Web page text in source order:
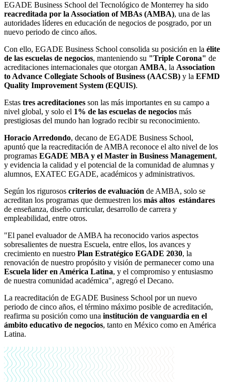
EGADE Business School del Tecnológico de Monterrey ha sido
reacreditada por la Association of MBAs (AMBA), una de las
autoridades líderes en educación de negocios de posgrado, por un
nuevo periodo de cinco años.
Con ello, EGADE Business School consolida su posición en la élite
de las escuelas de negocios, manteniendo su "Triple Corona" de
acreditaciones internacionales que otorgan AMBA, la Association
to Advance Collegiate Schools of Business (AACSB) y la EFMD
Quality Improvement System (EQUIS).
Estas tres acreditaciones son las más importantes en su campo a
nivel global, y solo el 1% de las escuelas de negocios más
prestigiosas del mundo han logrado recibir su reconocimiento.
Horacio Arredondo, decano de EGADE Business School,
apuntó que la reacreditación de AMBA reconoce el alto nivel de los
programas EGADE MBA y el Master in Business Management,
y evidencia la calidad y el potencial de la comunidad de alumnas y
alumnos, EXATEC EGADE, académicos y administrativos.
Según los rigurosos criterios de evaluación de AMBA, solo se
acreditan los programas que demuestren los más altos estándares
de enseñanza, diseño curricular, desarrollo de carrera y
empleabilidad, entre otros.
"El panel evaluador de AMBA ha reconocido varios aspectos
sobresalientes de nuestra Escuela, entre ellos, los avances y
crecimiento en nuestro Plan Estratégico EGADE 2030, la
renovación de nuestro propósito y visión de permanecer como una
Escuela líder en América Latina, y el compromiso y entusiasmo
de nuestra comunidad académica", agregó el Decano.
La reacreditación de EGADE Business School por un nuevo
periodo de cinco años, el término máximo posible de acreditación,
reafirma su posición como una institución de vanguardia en el
ámbito educativo de negocios, tanto en México como en América
Latina.